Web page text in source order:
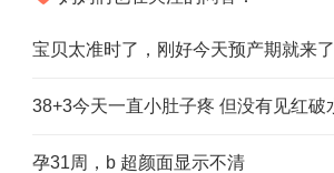
宝贝太准时了，刚好今天预产期就来了
孕31周，b 超颜面显示不清